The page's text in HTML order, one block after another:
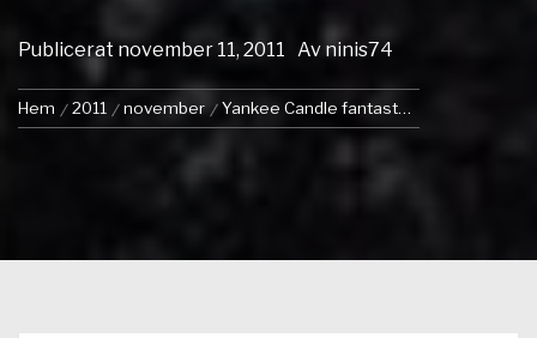
Publicerat november 11, 2011 Av ninis74
Hem 2011 november Yankee Candle fantast…